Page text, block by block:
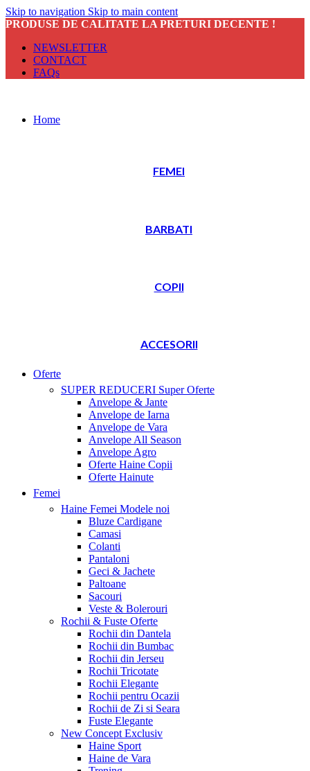
Skip to navigation Skip to main content
PRODUSE DE CALITATE LA PRETURI DECENTE !
NEWSLETTER
CONTACT
FAQs
Home
FEMEI
BARBATI
COPII
ACCESORII
Oferte
SUPER REDUCERI Super Oferte
Anvelope & Jante
Anvelope de Iarna
Anvelope de Vara
Anvelope All Season
Anvelope Agro
Oferte Haine Copii
Oferte Hainute
Femei
Haine Femei Modele noi
Bluze Cardigane
Camasi
Colanti
Pantaloni
Geci & Jachete
Paltoane
Sacouri
Veste & Bolerouri
Rochii & Fuste Oferte
Rochii din Dantela
Rochii din Bumbac
Rochii din Jerseu
Rochii Tricotate
Rochii Elegante
Rochii pentru Ocazii
Rochii de Zi si Seara
Fuste Elegante
New Concept Exclusiv
Haine Sport
Haine de Vara